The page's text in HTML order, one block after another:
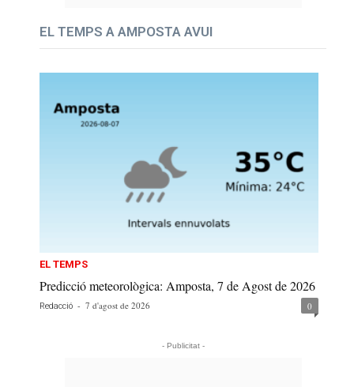
EL TEMPS A AMPOSTA AVUI
EL TEMPS
Predicció meteorològica: Amposta, 7 de Agost de 2026
Redacció - 7 d'agost de 2026 0
- Publicitat -